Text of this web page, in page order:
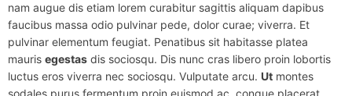
nam augue dis etiam lorem curabitur sagittis aliquam dapibus
faucibus massa odio pulvinar pede, dolor curae; viverra. Et
pulvinar elementum feugiat. Penatibus sit habitasse platea
mauris egestas dis sociosqu. Dis nunc cras libero proin lobortis
luctus eros viverra nec sociosqu. Vulputate arcu. Ut montes